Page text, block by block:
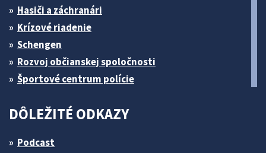
Hasiči a záchranári
Krízové riadenie
Schengen
Rozvoj občianskej spoločnosti
Športové centrum polície
DÔLEŽITÉ ODKAZY
Podcast